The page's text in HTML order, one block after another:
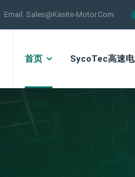
Email: Sales@kasite-Motor.com
首页 SycoTec高速